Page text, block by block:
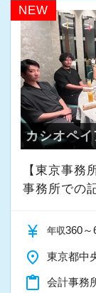
NEW
カシオペ
【東京事務
事務所での
currency_yen 年収360～
place 東京都中
content_paste 会計事務